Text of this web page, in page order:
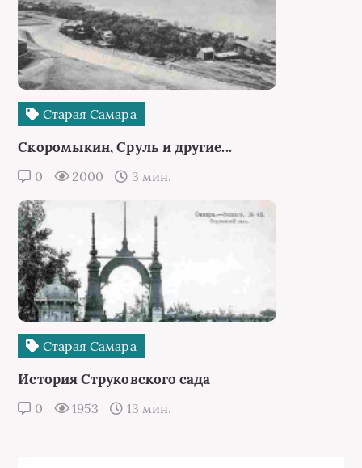
0 1953 13 мин.
Комментарии
Рябов Афанасий
07:05, 11 июня 2023
Чапаеву, великому полководцу, герою
Отечества и символу непоколебимой
целеустремленности в борьбе за
освобождение России от интервентов.
Великая подвиг Чапаева должно быть
отмечено и в Самаре в виде памятника,
чтобы призывать к героизму и
православной морали. Такой памятник
будет напоминать нам о героической
страсти и преданности Чапаева, а также
о том, что даже самые трудные
преграды могут быть преодолены с
духом и верой в победу. Таким образом,